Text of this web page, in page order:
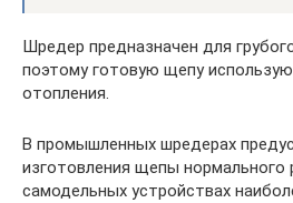
Шредер предназначен для
поэтому готовую щепу
отопления.
В промышленных шредерах
изготовления щепы нормального
самодельных устройствах